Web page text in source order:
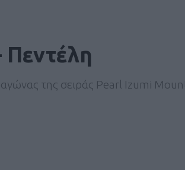
της σειράς Pearl Izumi